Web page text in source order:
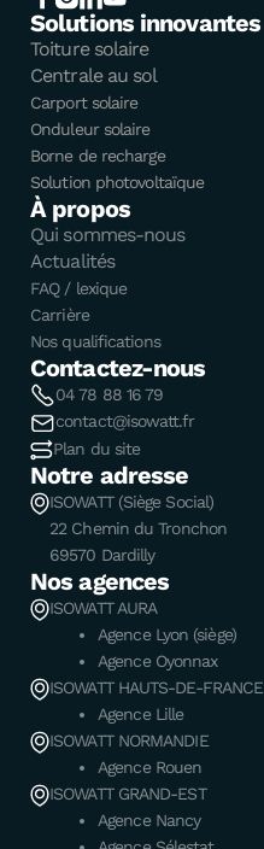
Solutions innovantes
Toiture solaire
Centrale au sol
Carport solaire
Onduleur solaire
Borne de recharge
Solution photovoltaïque
À propos
Qui sommes-nous
Actualités
FAQ / lexique
Carrière
Nos qualifications
Contactez-nous
04 78 88 16 79
contact@isowatt.fr
Plan du site
Notre adresse
ISOWATT (Siège Social)
22 Chemin du Tronchon
69570 Dardilly
Nos agences
ISOWATT AURA
Agence Lyon (siège)
Agence Oyonnax
ISOWATT HAUTS-DE-FRANCE
Agence Lille
ISOWATT NORMANDIE
Agence Rouen
ISOWATT GRAND-EST
Agence Nancy